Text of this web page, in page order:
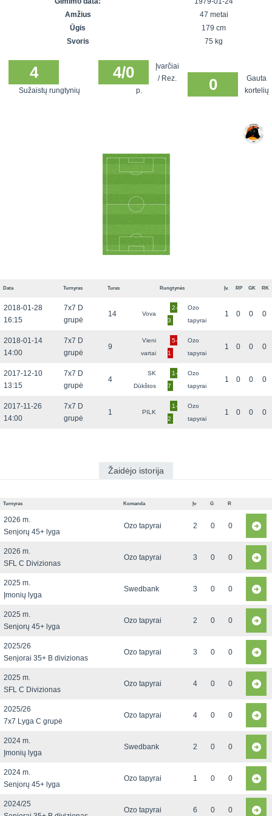
SFL rudens
Snaigės taurė
čempionatas
Vilnius
Amžius
47 metai
Ūgis
179 cm
Svoris
75 kg
4
Sužaistų rungtynių
4/0
Įvarčiai
/ Rez.
p.
0
Gauta
kortelių
Data Turnyras Turas Rungtynės Įv. RP GK RK
2018-01-28
16:15
7x7 D
grupė
14 Vova
2-
3
Ozo
tapyrai
1 0 0 0
2018-01-14
14:00
7x7 D
grupė
9
Vieni
vartai
5-
1
Ozo
tapyrai
1 0 0 0
2017-12-10
13:15
7x7 D
grupė
4
SK
Dūkštos
1-
7
Ozo
tapyrai
1 0 0 0
2017-11-26
14:00
7x7 D
grupė
1 PILK
1-
2
Ozo
tapyrai
1 0 0 0
Žaidėjo istorija
Turnyras Komanda Įv G R
2026 m.
Senjorų 45+ lyga
Ozo tapyrai 2 0 0
2026 m.
SFL C Divizionas
Ozo tapyrai 3 0 0
2025 m.
Įmonių lyga
Swedbank 3 0 0
2025 m.
Senjorų 45+ lyga
Ozo tapyrai 2 0 0
2025/26
Senjorai 35+ B divizionas
Ozo tapyrai 3 0 0
2025 m.
SFL C Divizionas
Ozo tapyrai 4 0 0
2025/26
7x7 Lyga C grupė
Ozo tapyrai 4 0 0
2024 m.
Įmonių lyga
Swedbank 2 0 0
2024 m.
Senjorų 45+ lyga
Ozo tapyrai 1 0 0
2024/25
Ozo tapyrai 6 0 0